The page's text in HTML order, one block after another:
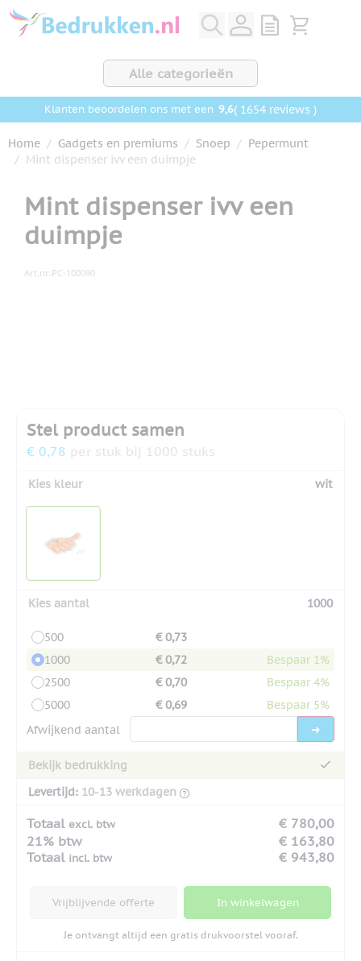
Ga naar de inhoud
View quote,
Bekijk
Alle categorieën
Klanten beoordelen ons met een 9,6( 1654 reviews )
Home / Gadgets en premiums / Snoep / Pepermunt
/ Mint dispenser ivv een duimpje
Mint dispenser ivv een
duimpje
Art.nr. PC-100090
Stel product samen
€ 0,78 per stuk bij 1000 stuks
Kies kleur wit
Kies aantal 1000
500
€ 0,73
1000
€ 0,72
Bespaar 1%
2500
€ 0,70
Bespaar 4%
5000
€ 0,69
Bespaar 5%
Afwijkend aantal
Bekijk bedrukking
Levertijd: 10-13 werkdagen
Totaal excl. btw
€ 780,00
21% btw
€ 163,80
Totaal incl. btw € 943,80
Vrijblijvende offerte In winkelwagen
Je ontvangt altijd een gratis drukvoorstel vooraf.